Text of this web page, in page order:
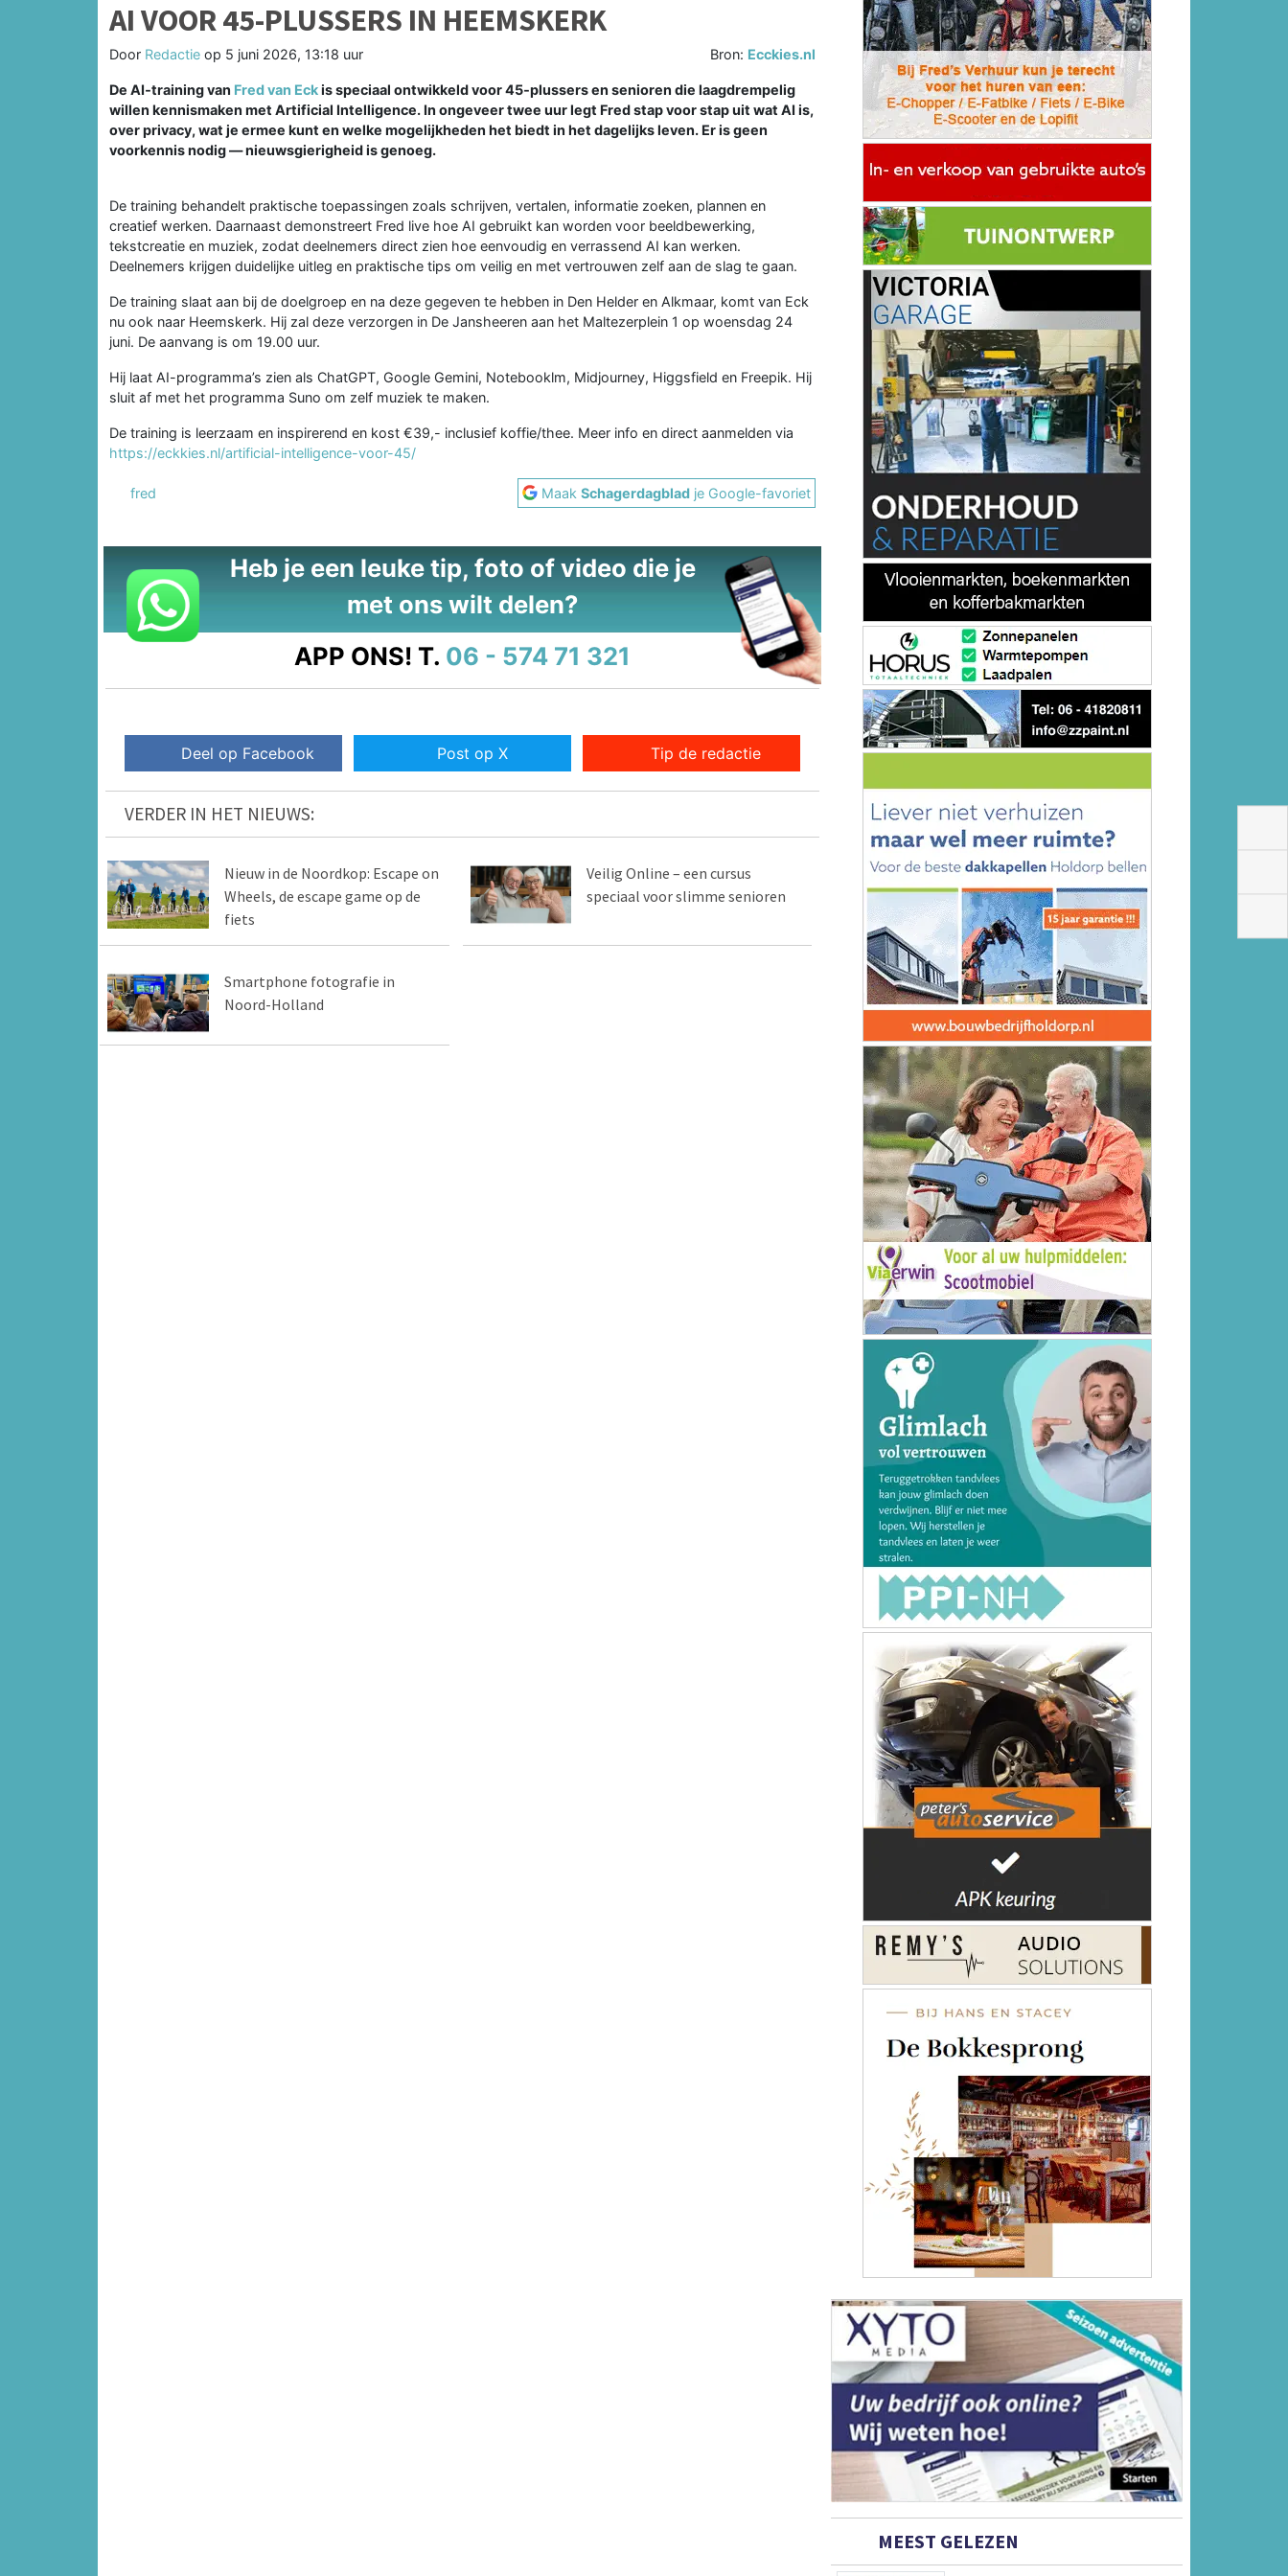
AI VOOR 45-PLUSSERS IN HEEMSKERK
Door Redactie op 5 juni 2026, 13:18 uur Bron: Ecckies.nl
De AI‑training van Fred van Eckis speciaal ontwikkeld voor 45‑plussers en senioren die laagdrempelig
willen kennismaken met Artificial Intelligence. In ongeveer twee uur legt Fred stap voor stap uit wat AI is,
over privacy, wat je ermee kunt en welke mogelijkheden het biedt in het dagelijks leven. Er is geen
voorkennis nodig — nieuwsgierigheid is genoeg.
De training behandelt praktische toepassingen zoals schrijven, vertalen, informatie zoeken, plannen en
creatief werken. Daarnaast demonstreert Fred live hoe AI gebruikt kan worden voor beeldbewerking,
tekstcreatie en muziek, zodat deelnemers direct zien hoe eenvoudig en verrassend AI kan werken.
Deelnemers krijgen duidelijke uitleg en praktische tips om veilig en met vertrouwen zelf aan de slag te gaan.
De training slaat aan bij de doelgroep en na deze gegeven te hebben in Den Helder en Alkmaar, komt van Eck
nu ook naar Heemskerk. Hij zal deze verzorgen in De Jansheeren aan het Maltezerplein 1 op woensdag 24
juni. De aanvang is om 19.00 uur.
Hij laat AI-programma’s zien als ChatGPT, Google Gemini, Notebooklm, Midjourney, Higgsfield en Freepik. Hij
sluit af met het programma Suno om zelf muziek te maken.
De training is leerzaam en inspirerend en kost €39,- inclusief koffie/thee. Meer info en direct aanmelden via
https://eckkies.nl/artificial-intelligence-voor-45/
fred MaakSchagerdagblad je Google-favoriet
Heb je een leuke tip, foto of video die je
met ons wilt delen?
APP ONS! T. 06 - 574 71 321
Deel op Facebook Post op X Tip de redactie
VERDER IN HET NIEUWS:
Nieuw in de Noordkop: Escape on
Wheels, de escape game op de
fiets
Veilig Online – een cursus
speciaal voor slimme senioren
Smartphone fotografie in
Noord-Holland
MEEST GELEZEN